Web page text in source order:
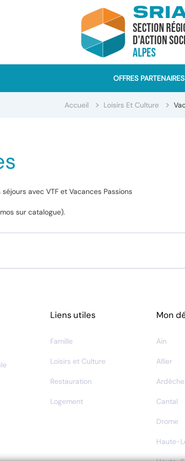
Section
d'Action
Alpes
OFFRES PARTENAIRES
Accueil Loisirs Et Culture
avec VTF et Vacances Passions
sur catalogue).
Liens utiles
Famille
Loisirs et Culture
Restauration
Logement
Mon
Ain
Allier
Ardèche
Cantal
Drome
Haute-